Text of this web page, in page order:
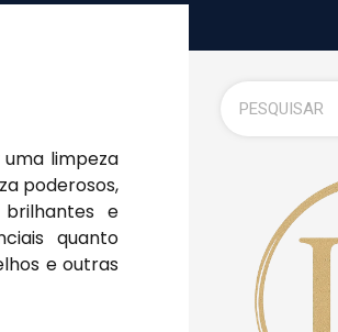
limpeza
poderosos,
e
quanto
e outras